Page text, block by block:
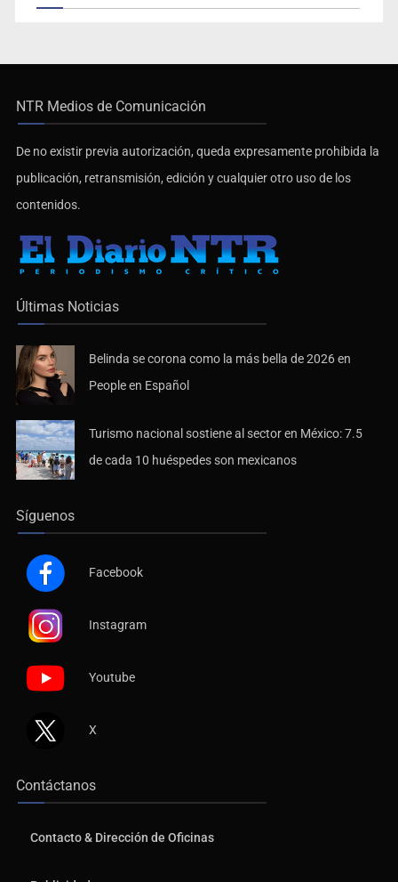
NTR Medios de Comunicación
De no existir previa autorización, queda expresamente prohibida la
publicación, retransmisión, edición y cualquier otro uso de los
contenidos.
Últimas Noticias
Belinda se corona como la más bella de 2026 en
People en Español
Turismo nacional sostiene al sector en México: 7.5
de cada 10 huéspedes son mexicanos
Síguenos
Facebook
Instagram
Youtube
X
Contáctanos
Contacto & Dirección de Oficinas